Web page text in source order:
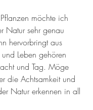
möchte ich
Natur sehr genau
hervorbringt aus
Leben gehören
und Tag. Möge
die Achtsamkeit und
Natur erkennen in all